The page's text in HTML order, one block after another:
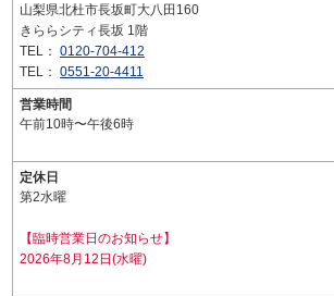
山梨県北杜市長坂町大八田160
きららシティ長坂 1階
TEL： 0120-704-412
TEL： 0551-20-4411
営業時間
午前10時〜午後6時
定休日
第2水曜
【臨時営業日のお知らせ】
2026年8月12日(水曜)